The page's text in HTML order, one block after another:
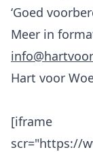
‘Goed
Meer in
Hart voor
[iframe
scr="https://